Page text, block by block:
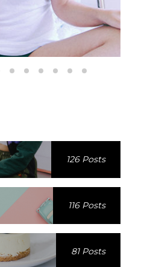
126 Posts
116 Posts
81 Posts